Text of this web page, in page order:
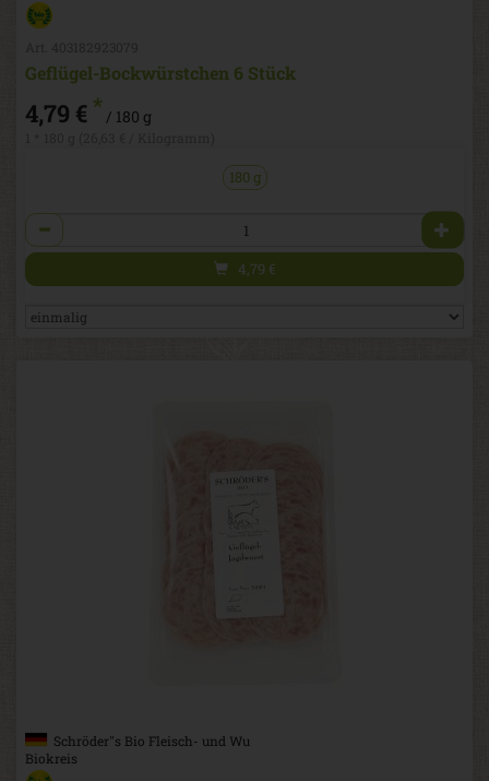
Geflügel-Bockwürstchen 6 Stück
4,79 € * / 180 g
180 g
Anzahl
4,79 €
Schröder''s Bio Fleisch- und Wu
Biokreis